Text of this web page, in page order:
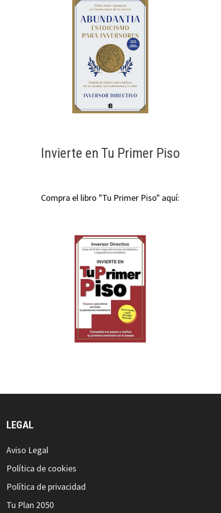
Invierte en Tu Primer Piso
Compra el libro "Tu Primer Piso" aquí:
LEGAL
Aviso Legal
Política de cookies
Política de privacidad
Tu Plan 2050